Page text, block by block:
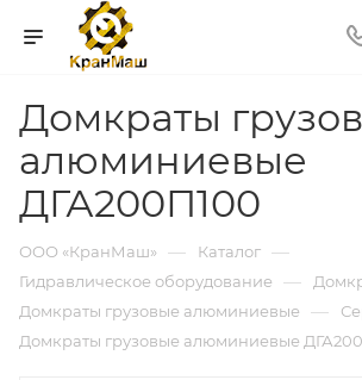
Домкраты
алюминиевые
ДГА200П100
ООО «КранМаш» — Каталог —
Гидравлическое оборудование —
Домкраты грузовые алюминиевые —
Домкраты грузовые алюминиевые